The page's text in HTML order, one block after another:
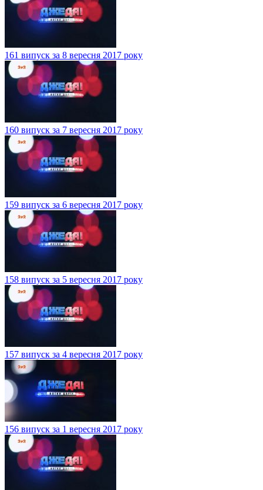
161 випуск за 8 вересня 2017 року
160 випуск за 7 вересня 2017 року
159 випуск за 6 вересня 2017 року
158 випуск за 5 вересня 2017 року
157 випуск за 4 вересня 2017 року
156 випуск за 1 вересня 2017 року